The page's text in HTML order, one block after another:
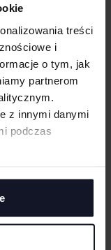
treści
i
o tym, jak
partnerom
z innymi danymi
podczas